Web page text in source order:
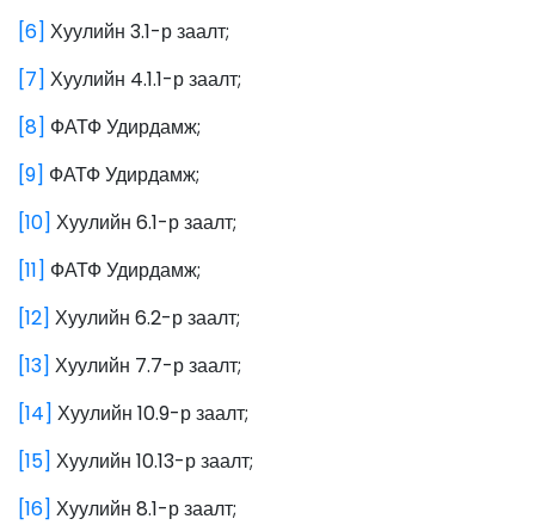
[6] Хуулийн 3.1-р заалт;
[7] Хуулийн 4.1.1-р заалт;
[8] ФАТФ Удирдамж;
[9] ФАТФ Удирдамж;
[10] Хуулийн 6.1-р заалт;
[11] ФАТФ Удирдамж;
[12] Хуулийн 6.2-р заалт;
[13] Хуулийн 7.7-р заалт;
[14] Хуулийн 10.9-р заалт;
[15] Хуулийн 10.13-р заалт;
[16] Хуулийн 8.1-р заалт;